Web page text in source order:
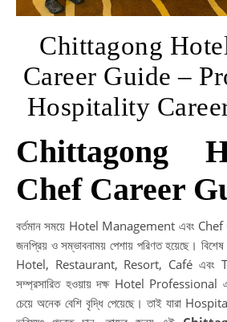
Chittagong
Career Guide –
Hospitality Career
Chittagong
Chef Career
বর্তমান সময়ে Hotel Management এবং Chef Career বাংলাদেশের অন্যতম
জনপ্রিয় ও সম্ভাবনাময় পেশায় পরিণত হয়েছে।
Hotel, Restaurant, Resort, Café এবং
সম্প্রসারিত হওয়ায় দক্ষ Hotel Professional
চেয়ে অনেক বেশি বৃদ্ধি পেয়েছে। তাই যারা